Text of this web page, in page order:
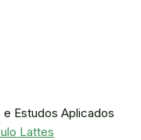
e Estudos Aplicados
Lattes